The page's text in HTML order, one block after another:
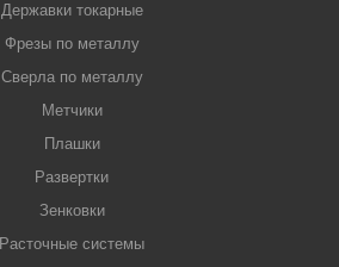
Державки токарные
Фрезы по металлу
Сверла по металлу
Метчики
Плашки
Развертки
Зенковки
Расточные системы